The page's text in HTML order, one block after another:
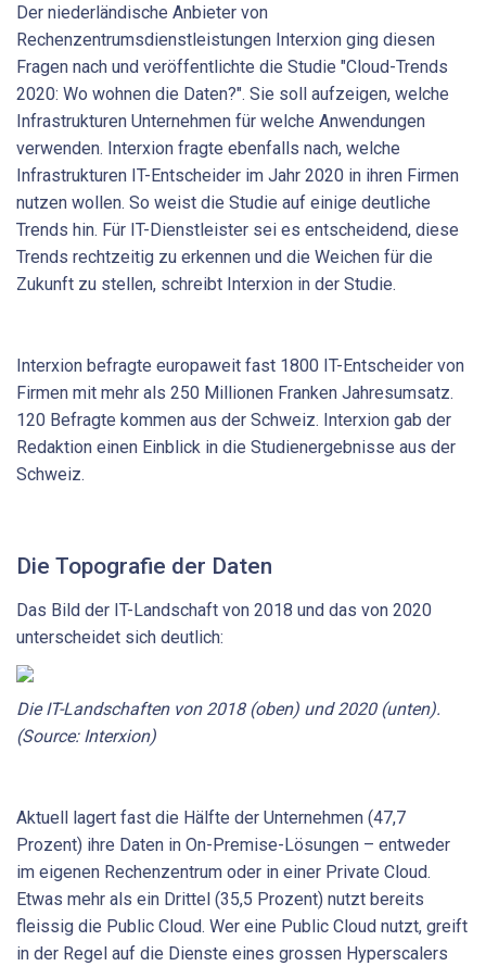
Der niederländische Anbieter von
Rechenzentrumsdienstleistungen Interxion ging diesen
Fragen nach und veröffentlichte die Studie "Cloud-Trends
2020: Wo wohnen die Daten?". Sie soll aufzeigen, welche
Infrastrukturen Unternehmen für welche Anwendungen
verwenden. Interxion fragte ebenfalls nach, welche
Infrastrukturen IT-Entscheider im Jahr 2020 in ihren Firmen
nutzen wollen. So weist die Studie auf einige deutliche
Trends hin. Für IT-Dienstleister sei es entscheidend, diese
Trends rechtzeitig zu erkennen und die Weichen für die
Zukunft zu stellen, schreibt Interxion in der Studie.
Interxion befragte europaweit fast 1800 IT-Entscheider von
Firmen mit mehr als 250 Millionen Franken Jahresumsatz.
120 Befragte kommen aus der Schweiz. Interxion gab der
Redaktion einen Einblick in die Studienergebnisse aus der
Schweiz.
Die Topografie der Daten
Das Bild der IT-Landschaft von 2018 und das von 2020
unterscheidet sich deutlich:
Die IT-Landschaften von 2018 (oben) und 2020 (unten).
(Source: Interxion)
Aktuell lagert fast die Hälfte der Unternehmen (47,7
Prozent) ihre Daten in On-Premise-Lösungen – entweder
im eigenen Rechenzentrum oder in einer Private Cloud.
Etwas mehr als ein Drittel (35,5 Prozent) nutzt bereits
fleissig die Public Cloud. Wer eine Public Cloud nutzt, greift
in der Regel auf die Dienste eines grossen Hyperscalers